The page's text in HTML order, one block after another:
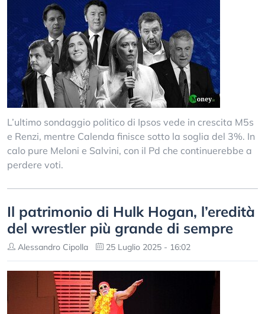
L’ultimo sondaggio politico di Ipsos vede in crescita M5s
e Renzi, mentre Calenda finisce sotto la soglia del 3%. In
calo pure Meloni e Salvini, con il Pd che continuerebbe a
perdere voti.
Il patrimonio di Hulk Hogan, l’eredità
del wrestler più grande di sempre
Alessandro Cipolla 25 Luglio 2025 - 16:02